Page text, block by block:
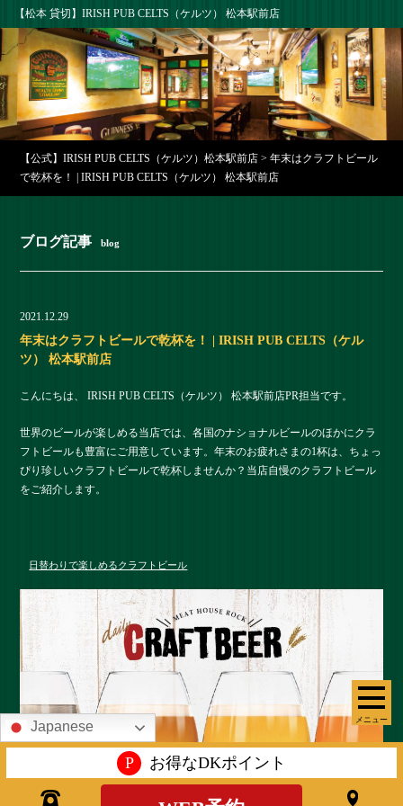
【松本 貸切】IRISH PUB CELTS（ケルツ） 松本駅前店
メニュー
【公式】IRISH PUB CELTS（ケルツ）松本駅前店 >年末はクラフトビール
で乾杯を！ | IRISH PUB CELTS（ケルツ） 松本駅前店
ブログ記事 blog
2021.12.29
年末はクラフトビールで乾杯を！ | IRISH PUB CELTS（ケル
ツ） 松本駅前店
こんにちは、 IRISH PUB CELTS（ケルツ） 松本駅前店PR担当です。
世界のビールが楽しめる当店では、各国のナショナルビールのほかにクラ
フトビールも豊富にご用意しています。年末のお疲れさまの1杯は、ちょっ
ぴり珍しいクラフトビールで乾杯しませんか？当店自慢のクラフトビール
をご紹介します。
日替わりで楽しめるクラフトビール
Japanese
P お得なDKポイント